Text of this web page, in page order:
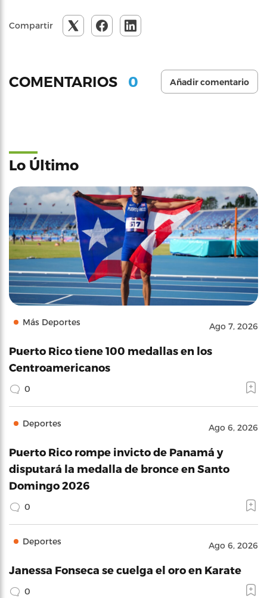
Compartir
COMENTARIOS 0 Añadir comentario
Lo Último
Más Deportes Ago 7, 2026
Puerto Rico tiene 100 medallas en los
Centroamericanos
0
Deportes Ago 6, 2026
Puerto Rico rompe invicto de Panamá y
disputará la medalla de bronce en Santo
Domingo 2026
0
Deportes Ago 6, 2026
Janessa Fonseca se cuelga el oro en Karate
0